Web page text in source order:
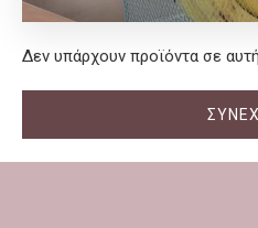
Δεν υπάρχουν προϊόντα σε